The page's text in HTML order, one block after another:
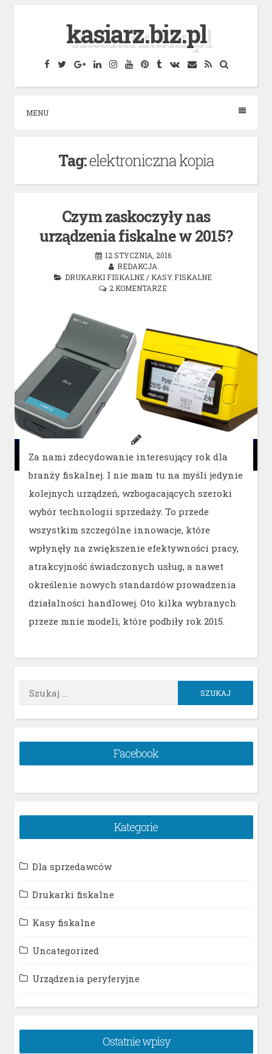
kasiarz.biz.pl
Facebook
TwitterGoogleLinkedinInstagram
YouTubePinterest
Tumblr
VK EmailRSS
MENU
Tag:elektroniczna kopia
Czym zaskoczyły nas
urządzenia fiskalne w 2015?
12 STYCZNIA, 2016
REDAKCJA
DRUKARKI FISKALNE / KASY FISKALNE
2 KOMENTARZE
Za nami zdecydowanie interesujący rok dla
branży fiskalnej. I nie mam tu na myśli jedynie
kolejnych urządzeń, wzbogacających szeroki
wybór technologii sprzedaży. To przede
wszystkim szczególne innowacje, które
wpłynęły na zwiększenie efektywności pracy,
atrakcyjność świadczonych usług, a nawet
określenie nowych standardów prowadzenia
działalności handlowej. Oto kilka wybranych
przeze mnie modeli, które podbiły rok 2015.
Szukaj:
Facebook
Kategorie
Dla sprzedawców
Drukarki fiskalne
Kasy fiskalne
Uncategorized
Urządzenia peryferyjne
Ostatnie wpisy